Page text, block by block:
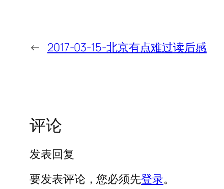
← 2017-03-15-北京有点难过读后感
评论
发表回复
要发表评论，您必须先登录。